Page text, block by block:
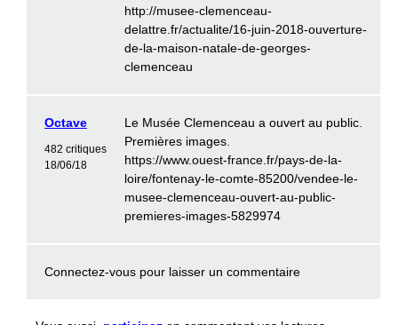
http://musee-clemenceau-
delattre.fr/actualite/16-juin-2018-ouverture-
de-la-maison-natale-de-georges-
clemenceau
Octave
482 critiques
18/06/18
Le Musée Clemenceau a ouvert au public.
Premières images.
https://www.ouest-france.fr/pays-de-la-
loire/fontenay-le-comte-85200/vendee-le-
musee-clemenceau-ouvert-au-public-
premieres-images-5829974
Connectez-vous pour laisser un commentaire